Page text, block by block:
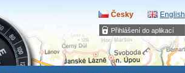
Přihlášení do aplikací
Česky English